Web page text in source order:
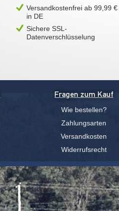
Versandkostenfrei ab 99,99 €
in DE
Sichere SSL-
Datenverschlüsselung
Fragen zum Kauf
Wie bestellen?
Zahlungsarten
Versandkosten
Widerrufsrecht